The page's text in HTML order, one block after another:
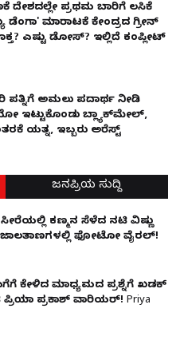
ದೇಶದಲ್ಲೇ ಪ್ರಥಮ ಬಾರಿಗೆ ಲಸಿಕೆ
ಡೆಂಗಾ' ಮಾರಾಟಕ್ಕೆ ಕೇಂದ್ರದ ಗ್ರೀನ್
ಎಷ್ಟು ಡೋಸ್? ಇಲ್ಲಿದೆ ಕಂಪ್ಲೀಟ್
ಪತ್ನಿಗೆ ಅಮಲು ಪದಾರ್ಥ ನೀಡಿ
ಇಟ್ಟುಕೊಂಡು ಬ್ಲ್ಯಾಕ್‌ಮೇಲ್,
ಯತ್ನ, ಇಬ್ಬರು ಅರೆಸ್ಟ್
ಜನಪ್ರಿಯ ಸುದ್ದಿ
ಕಣ್ಮನ ಸೆಳೆದ ನಟಿ ವಿಷ್ಣು
ಜಾಲತಾಣಗಳಲ್ಲಿ ಫೋಟೋ ವೈರಲ್!
ಕೇಳಿದ ಮಾಧ್ಯಮದ ಪ್ರಶ್ನೆಗೆ ಖಡಕ್
ಪ್ರಕಾಶ್ ವಾರಿಯರ್! Priya